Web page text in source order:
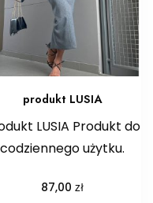
produkt LUSIA
LUSIA Produkt do
codziennego użytku.
87,00 zł